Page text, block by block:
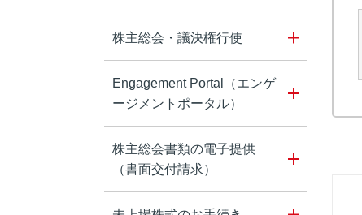
株主総会・議決権行使
Engagement Portal（エンゲ
ージメントポータル）
株主総会書類の電子提供
（書面交付請求）